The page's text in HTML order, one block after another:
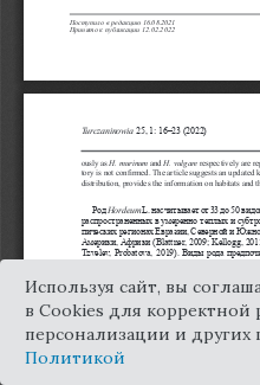
Используя сайт, вы
в Cookies для корректной
персонализации и
Политикой